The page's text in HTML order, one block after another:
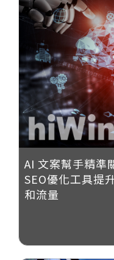
AI 文案幫手精準
SEO優化工具提
和流量